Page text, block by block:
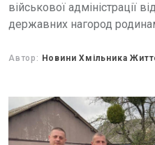
військової адміністрації
державних нагород
цілісність України.
Автор: Новини Хмільника